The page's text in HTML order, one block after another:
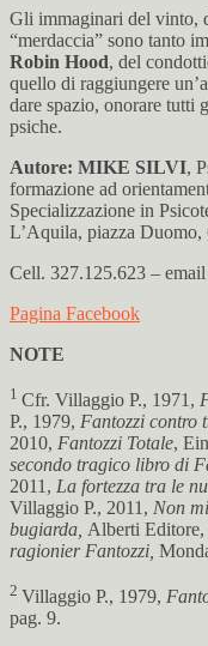
Gli immaginari del vinto,
“merdaccia” sono tanto
Robin Hood, del
quello di raggiungere
dare spazio, onorare tutti
psiche.
Autore: MIKE SILVI,
formazione ad
Specializzazione in
L’Aquila, piazza Duomo,
Cell. 327.125.623 –
Pagina Facebook
NOTE
1 Cfr. Villaggio P., 1971,
P., 1979, Fantozzi contro
2010, Fantozzi Totale,
secondo tragico libro di
2011, La fortezza tra le
Villaggio P., 2011, Non
bugiarda, Alberti Editore,
ragionier Fantozzi,
2 Villaggio P., 1979,
pag. 9.